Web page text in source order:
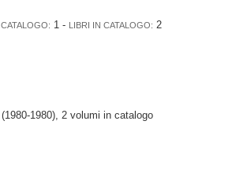
1 - LIBRI IN CATALOGO: 2
(1980-1980), 2 volumi in catalogo